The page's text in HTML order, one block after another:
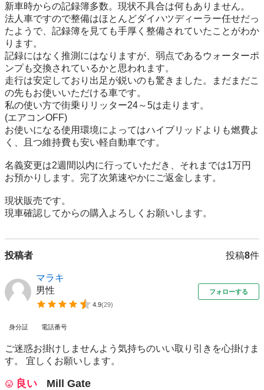
新車時からの記録簿多数。現状不具合は何もありません。
法人車ですので整備はほとんどダイハツディーラー任せだっ
たようで、記録簿を見ても手厚く整備されていたことがわか
ります。
記録にはなく推測にはなりますが、弱点であるウォーターポ
ンプも交換されているかと思われます。
走行は安定しており出足が鋭いのも驚きました。まだまだこ
の先もお使いいただける車です。
私の使い方で街乗りリッター24～5は走ります。
(エアコンOFF)
お使いになる使用環境によってはハイブリッドよりも燃費よ
く、且つ維持費も安い軽自動車です。
名義変更は2週間以内に行っていただき、それまでは1万円
お預かりします。完了次第速やかにご返金します。
現状販売です。
現車確認してからの購入よろしくお願いします。
投稿者 投稿8件
マラキ
男性
4.9(29)
フォローする
身分証 電話番号
ご迷惑お掛けしませんよう気持ちのいい取り引きを心掛けま
す。 宜しくお願いします。
良い Mill Gate